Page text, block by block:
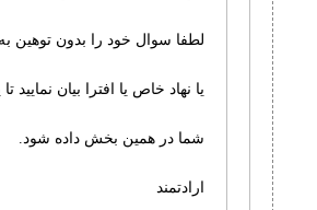
لطفا سوال خود را بدون
یا نهاد خاص یا افترا بیان نمایید
شما در همین بخش داده شود.
ارادتمند